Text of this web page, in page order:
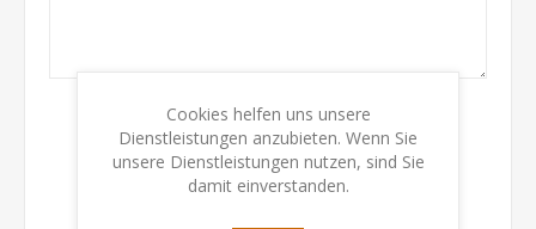
Bewertung:
Schlecht Sehr gut
Cookies helfen uns unsere
Dienstleistungen anzubieten. Wenn Sie
unsere Dienstleistungen nutzen, sind Sie
damit einverstanden.